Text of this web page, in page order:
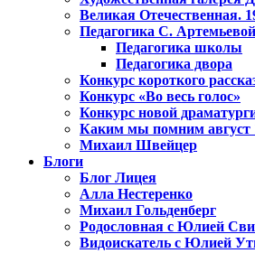
Великая Отечественная.
Педагогика С. Артемьевой
Педагогика школы
Педагогика двора
Конкурс короткого
Конкурс «Во весь голос»
Конкурс новой
Каким мы помним август
Михаил Швейцер
Блоги
Блог Лицея
Алла Нестеренко
Михаил Гольденберг
Родословная с Юлией
Видоискатель с Юлией